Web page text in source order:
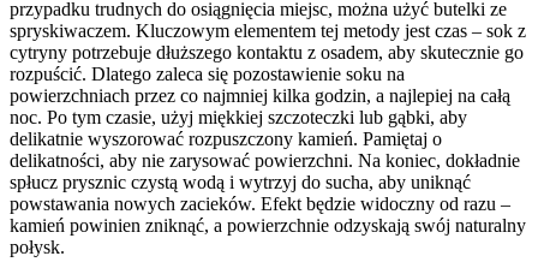
przypadku trudnych do osiągnięcia miejsc, można użyć butelki ze
spryskiwaczem. Kluczowym elementem tej metody jest czas – sok z
cytryny potrzebuje dłuższego kontaktu z osadem, aby skutecznie go
rozpuścić. Dlatego zaleca się pozostawienie soku na
powierzchniach przez co najmniej kilka godzin, a najlepiej na całą
noc. Po tym czasie, użyj miękkiej szczoteczki lub gąbki, aby
delikatnie wyszorować rozpuszczony kamień. Pamiętaj o
delikatności, aby nie zarysować powierzchni. Na koniec, dokładnie
spłucz prysznic czystą wodą i wytrzyj do sucha, aby uniknąć
powstawania nowych zacieków. Efekt będzie widoczny od razu –
kamień powinien zniknąć, a powierzchnie odzyskają swój naturalny
połysk.